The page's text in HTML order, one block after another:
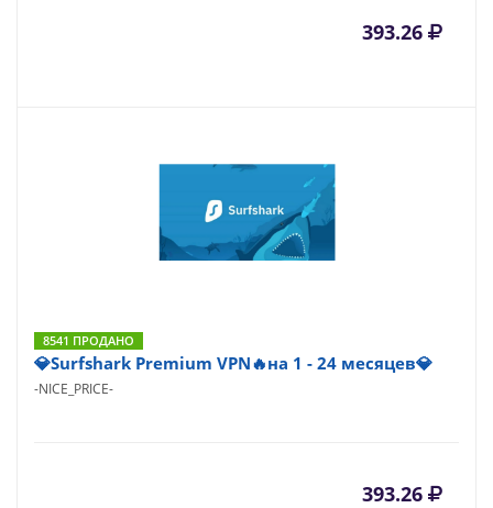
393.26
8541 ПРОДАНО
💎Surfshark Premium VPN🔥на 1 - 24 месяцев💎
-NICE_PRICE-
393.26